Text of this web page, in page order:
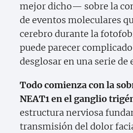
mejor dicho— sobre la
de eventos moleculares
cerebro durante la
puede parecer
desglosar en una serie de
Todo comienza con la
NEAT1 en el ganglio
estructura nerviosa
transmisión del dolor